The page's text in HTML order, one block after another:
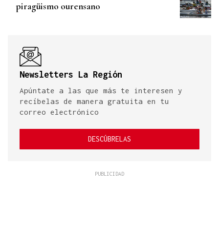
piragüismo ourensano
Newsletters La Región
Apúntate a las que más te interesen y
recíbelas de manera gratuita en tu
correo electrónico
DESCÚBRELAS